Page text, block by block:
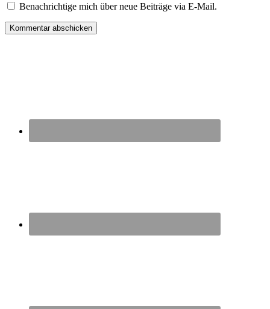
Benachrichtige mich über neue Beiträge via E-Mail.